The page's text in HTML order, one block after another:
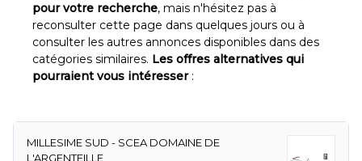
pour votre recherche, mais n'hésitez pas à
reconsulter cette page dans quelques jours ou à
consulter les autres annonces disponibles dans des
catégories similaires. Les offres alternatives qui
pourraient vous intéresser:
MILLESIME SUD - SCEA DOMAINE DE
L'ARGENTEILLE